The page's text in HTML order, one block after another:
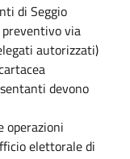
di Seggio
via
autorizzati)
devono
operazioni
elettorale di